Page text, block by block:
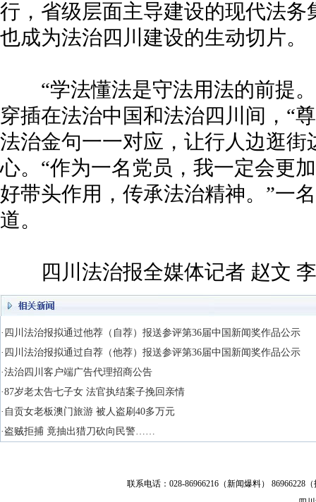
行，省级层面主导建设的现代法
也成为法治四川建设的生动切片。
“学法懂法是守法用法的前提。
穿插在法治中国和法治四川间，“
法治金句一一对应，让行人边逛
心。“作为一名党员，我一定会更
好带头作用，传承法治精神。”一
道。
四川法治报全媒体记者 赵文 李
·四川法治报拟通过他荐（自荐）报送参评第36届中国新闻奖作品公示
·四川法治报拟通过自荐（他荐）报送参评第36届中国新闻奖作品公示
·法治四川客户端广告代理招商公告
·87岁老太告七子女 法官执结案子挽回亲情
·自贡女老板澳门旅游 被人盗刷40多万元
·盗贼拒捕 竟抽出猎刀砍向民警……
联系电话：028-86966216（新闻爆料） 86966228